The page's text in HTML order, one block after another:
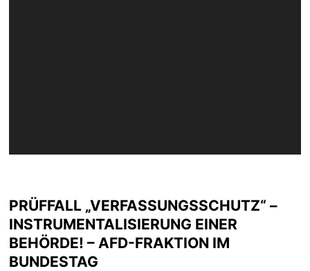
PRÜFFALL „VERFASSUNGSSCHUTZ“ –
INSTRUMENTALISIERUNG EINER
BEHÖRDE! – AFD-FRAKTION IM
BUNDESTAG